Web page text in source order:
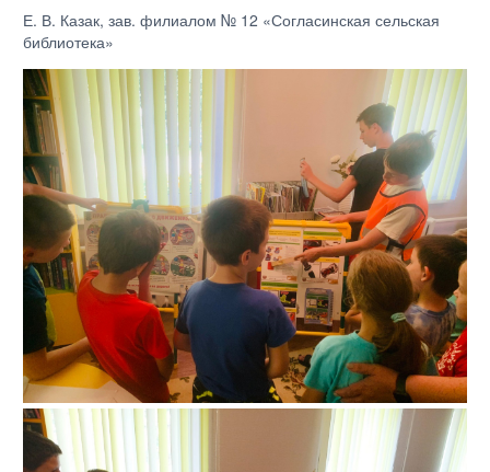
Е. В. Казак, зав. филиалом № 12 «Согласинская сельская
библиотека»